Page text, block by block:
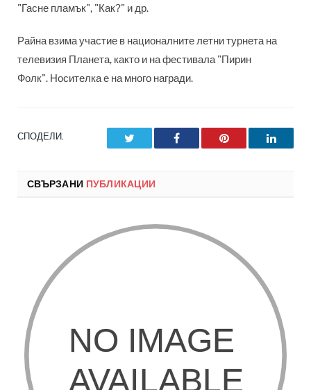
"Гасне пламък", "Как?" и др.
Райна взима участие в националните летни турнета на
телевизия Планета, както и на фестивала "Пирин
Фолк". Носителка е на много награди.
СПОДЕЛИ. Facebook Pinterest
СВЪРЗАНИ ПУБЛИКАЦИИ